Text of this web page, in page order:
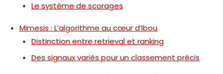
Le système de scorages
Mimesis : L’algorithme au cœur d’Ibou
Distinction entre retrieval et ranking
Des signaux variés pour un classement précis